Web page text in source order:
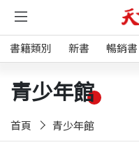
書籍類別 新書 暢銷書
青少年館
首頁 青少年館